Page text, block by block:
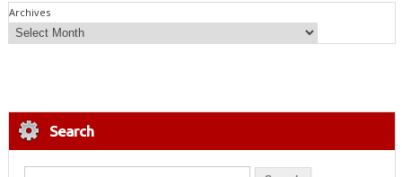
Archives
Search